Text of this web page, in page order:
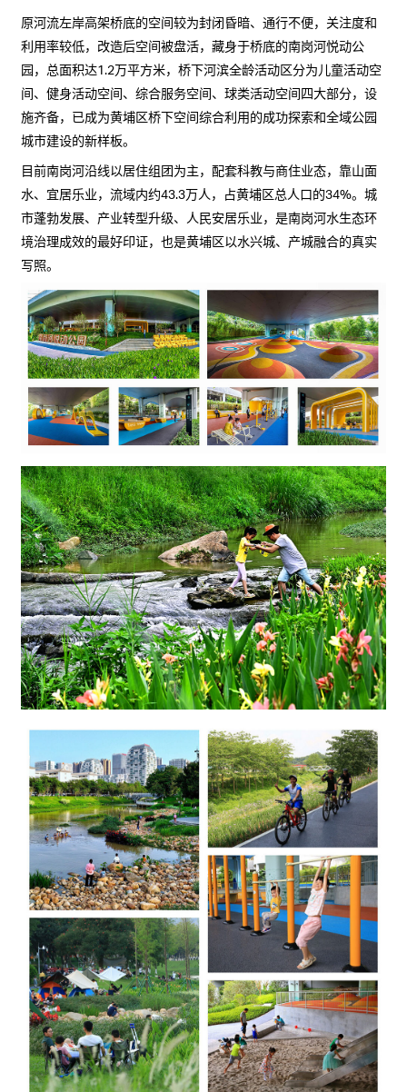
原河流左岸高架桥底的空间较为封闭昏暗、通行不便，关注度和
利用率较低，改造后空间被盘活，藏身于桥底的南岗河悦动公
园，总面积达1.2万平方米，桥下河滨全龄活动区分为儿童活动空
间、健身活动空间、综合服务空间、球类活动空间四大部分，设
施齐备，已成为黄埔区桥下空间综合利用的成功探索和全域公园
城市建设的新样板。
目前南岗河沿线以居住组团为主，配套科教与商住业态，靠山面
水、宜居乐业，流域内约43.3万人，占黄埔区总人口的34%。城
市蓬勃发展、产业转型升级、人民安居乐业，是南岗河水生态环
境治理成效的最好印证，也是黄埔区以水兴城、产城融合的真实
写照。